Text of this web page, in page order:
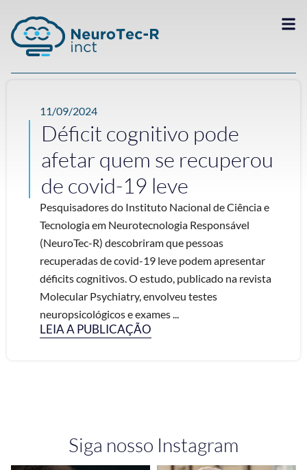
11/09/2024
Déficit cognitivo pode
afetar quem se recuperou
de covid-19 leve
Pesquisadores do Instituto Nacional de Ciência e
Tecnologia em Neurotecnologia Responsável
(NeuroTec-R) descobriram que pessoas
recuperadas de covid-19 leve podem apresentar
déficits cognitivos. O estudo, publicado na revista
Molecular Psychiatry, envolveu testes
neuropsicológicos e exames ...
LEIA A PUBLICAÇÃO
Siga nosso Instagram